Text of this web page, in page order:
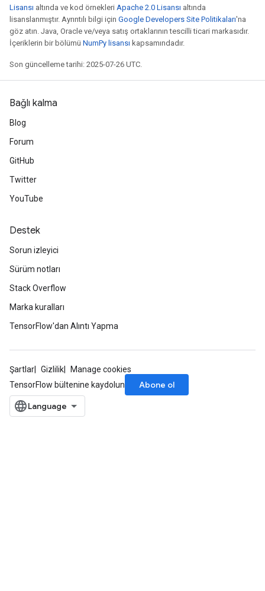
Lisansı altında ve kod örnekleri Apache 2.0 Lisansı altında
lisanslanmıştır. Ayrıntılı bilgi için Google Developers Site Politikaları'na
göz atın. Java, Oracle ve/veya satış ortaklarının tescilli ticari markasıdır.
İçeriklerin bir bölümü NumPy lisansı kapsamındadır.
Son güncelleme tarihi: 2025-07-26 UTC.
Bağlı kalma
Blog
Forum
GitHub
Twitter
YouTube
Destek
Sorun izleyici
Sürüm notları
Stack Overflow
Marka kuralları
TensorFlow'dan Alıntı Yapma
Şartlar Gizlilik
Manage cookies
TensorFlow bültenine kaydolun
Abone ol